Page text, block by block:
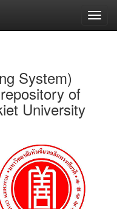
System)
of
University